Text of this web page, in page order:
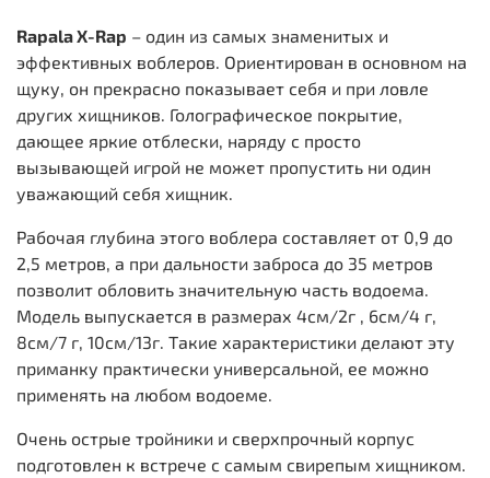
Rapala X-Rap – один из самых знаменитых и
эффективных воблеров. Ориентирован в основном на
щуку, он прекрасно показывает себя и при ловле
других хищников. Голографическое покрытие,
дающее яркие отблески, наряду с просто
вызывающей игрой не может пропустить ни один
уважающий себя хищник.
Рабочая глубина этого воблера составляет от 0,9 до
2,5 метров, а при дальности заброса до 35 метров
позволит обловить значительную часть водоема.
Модель выпускается в размерах 4см/2г , 6см/4 г,
8см/7 г, 10см/13г. Такие характеристики делают эту
приманку практически универсальной, ее можно
применять на любом водоеме.
Очень острые тройники и сверхпрочный корпус
подготовлен к встрече с самым свирепым хищником.